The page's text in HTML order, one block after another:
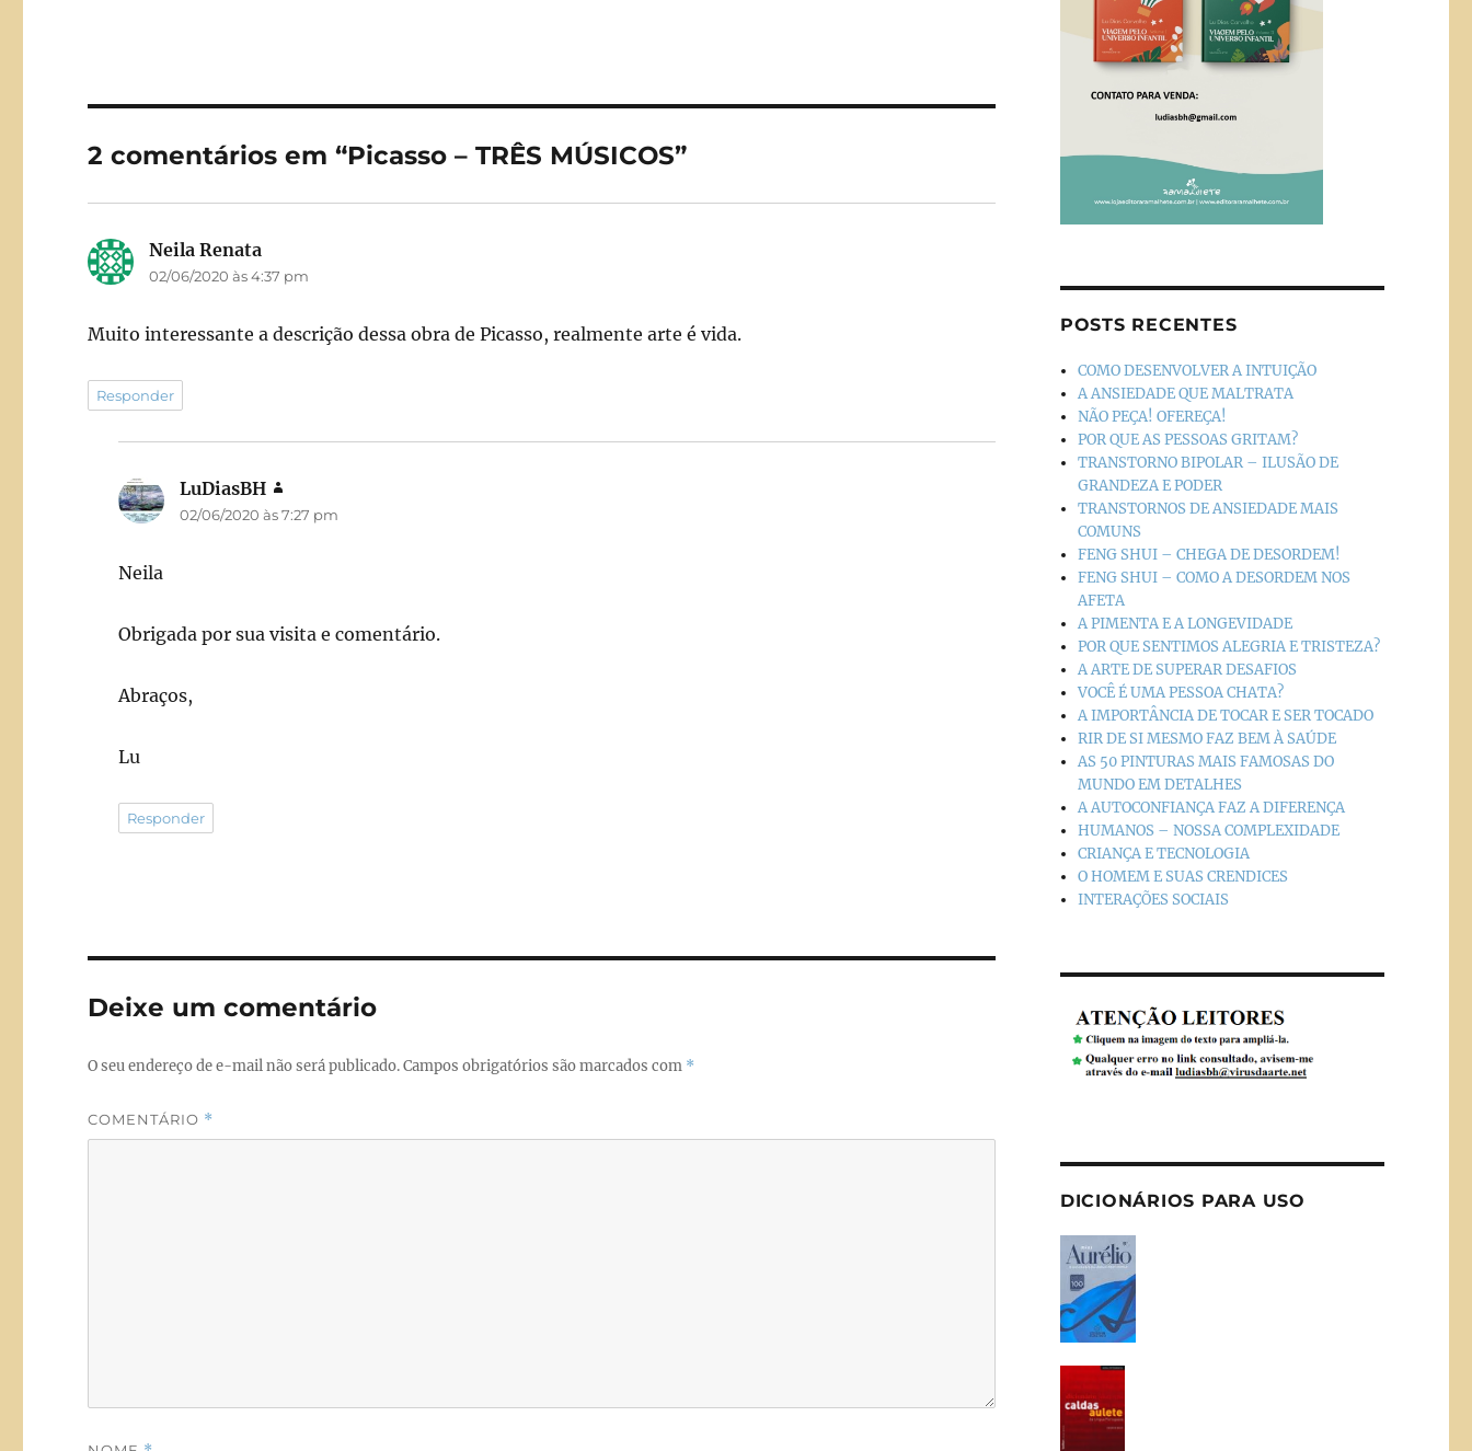
b
o
k
d
n
2 comentários em “Picasso – TRÊS MÚSICOS”
Neila Renata
02/06/2020 às 4:37 pm
Muito interessante a descrição dessa obra de Picasso, realmente arte é vida.
Responder
LuDiasBH
02/06/2020 às 7:27 pm
Neila
Obrigada por sua visita e comentário.
Abraços,
Lu
Responder
Deixe um comentário
O seu endereço de e-mail não será publicado.Campos obrigatórios são marcados com *
COMENTÁRIO *
POSTS RECENTES
COMO DESENVOLVER A INTUIÇÃO
A ANSIEDADE QUE MALTRATA
NÃO PEÇA! OFEREÇA!
POR QUE AS PESSOAS GRITAM?
TRANSTORNO BIPOLAR – ILUSÃO DE
GRANDEZA E PODER
TRANSTORNOS DE ANSIEDADE MAIS
COMUNS
FENG SHUI – CHEGA DE DESORDEM!
FENG SHUI – COMO A DESORDEM NOS
AFETA
A PIMENTA E A LONGEVIDADE
POR QUE SENTIMOS ALEGRIA E TRISTEZA?
A ARTE DE SUPERAR DESAFIOS
VOCÊ É UMA PESSOA CHATA?
A IMPORTÂNCIA DE TOCAR E SER TOCADO
RIR DE SI MESMO FAZ BEM À SAÚDE
AS 50 PINTURAS MAIS FAMOSAS DO
MUNDO EM DETALHES
A AUTOCONFIANÇA FAZ A DIFERENÇA
HUMANOS – NOSSA COMPLEXIDADE
CRIANÇA E TECNOLOGIA
O HOMEM E SUAS CRENDICES
INTERAÇÕES SOCIAIS
DICIONÁRIOS PARA USO